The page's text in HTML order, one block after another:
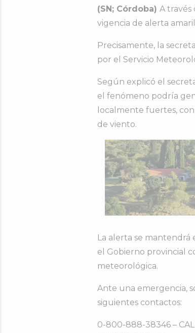
(SN; Córdoba) A
vigencia de alerta
Precisamente, la
por el Servicio
Según explicó el
el fenómeno podría
localmente fuertes,
de viento.
La alerta se mantendrá
el Gobierno provincial
meteorológica.
Ante una emergencia,
siguientes contactos:
0-800-888-38346 –